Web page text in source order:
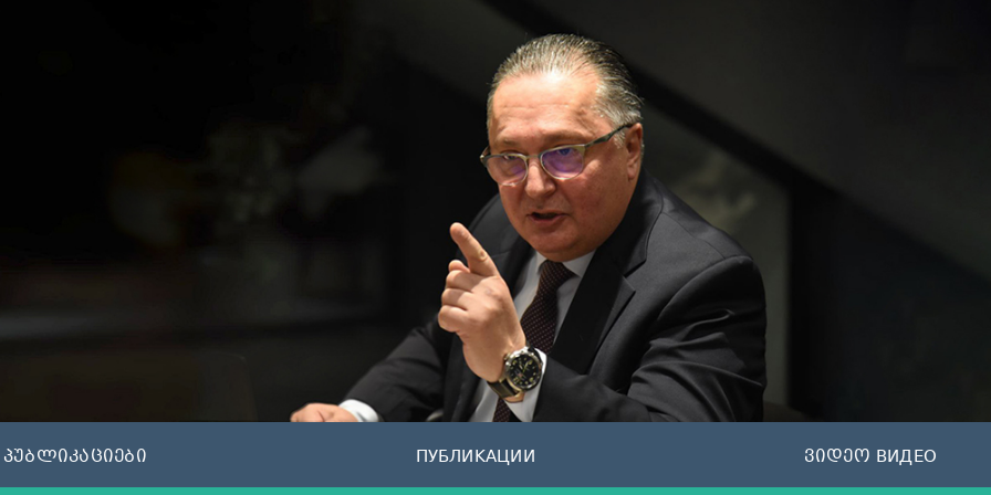
პუბლიკაციები ПУБЛИКАЦИИ ვიდეო ВИДЕО